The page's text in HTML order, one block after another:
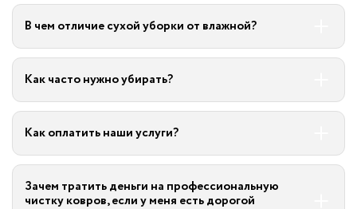
В чем отличие сухой уборки от влажной?
Как часто нужно убирать?
Как оплатить наши услуги?
Зачем тратить деньги на профессиональную
чистку ковров, если у меня есть дорогой